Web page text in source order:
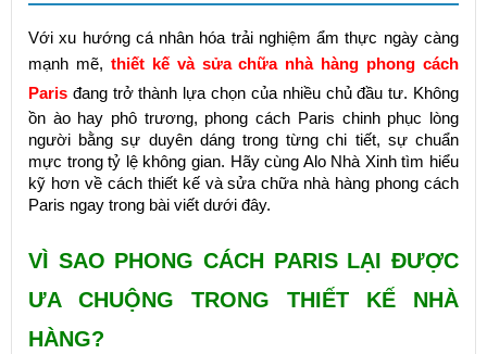
Với xu hướng cá nhân hóa trải nghiệm ẩm thực ngày càng
mạnh mẽ, thiết kế và sửa chữa nhà hàng phong cách
Paris đang trở thành lựa chọn của nhiều chủ đầu tư. Không
ồn ào hay phô trương, phong cách Paris chinh phục lòng
người bằng sự duyên dáng trong từng chi tiết, sự chuẩn
mực trong tỷ lệ không gian. Hãy cùng Alo Nhà Xinh tìm hiểu
kỹ hơn về cách thiết kế và sửa chữa nhà hàng phong cách
Paris ngay trong bài viết dưới đây.
VÌ SAO PHONG CÁCH PARIS LẠI ĐƯỢC
ƯA CHUỘNG TRONG THIẾT KẾ NHÀ
HÀNG?